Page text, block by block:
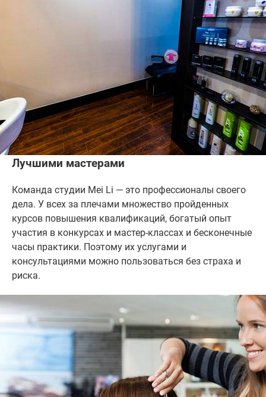
Лучшими мастерами
Команда студии Mei Li — это профессионалы своего
дела. У всех за плечами множество пройденных
курсов повышения квалификаций, богатый опыт
участия в конкурсах и мастер-классах и бесконечные
часы практики. Поэтому их услугами и
консультациями можно пользоваться без страха и
риска.